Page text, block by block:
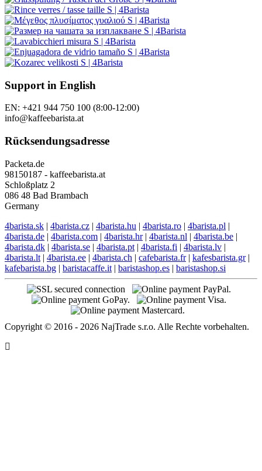
Support in English
EN: +421 944 750 100 (8:00-12:00)
info@kaffeebarista.at
Rücksendungsadresse
Packeta.de
98150187 - kaffeebarista.at
Schloßplatz 2
086 48 Bad Brambach
Germany
4barista.sk | 4barista.cz | 4barista.hu | 4barista.ro | 4barista.pl |
4barista.de | 4barista.com | 4barista.hr| 4barista.nl | 4barista.be |
4barista.dk | 4barista.se | 4barista.pt | 4barista.fi | 4barista.lv |
4barista.lt | 4barista.ee | 4barista.ch | cafebarista.fr| kafesbarista.gr|
kafebarista.bg | baristacaffe.it | baristashop.es | baristashop.si
Copyright © 2016 - 2026 NajTrade s.r.o. Alle Rechte vorbehalten.